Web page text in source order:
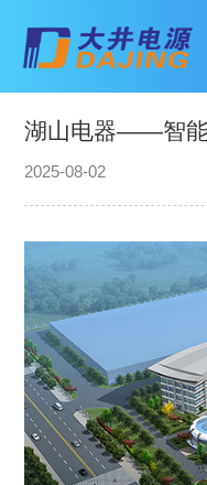
湖山电器——智能
2025-08-02